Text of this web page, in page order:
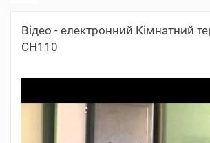
Відео - електронний Кімнатний
CH110